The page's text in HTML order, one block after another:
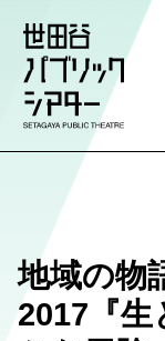
地域の物
2017『